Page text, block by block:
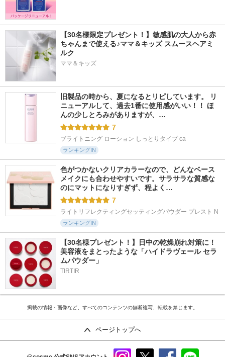
【30名様限定プレゼント！】敏感肌の大人から赤
ちゃんまで使える♪ママ＆キッズ スムースヘアミ
ルク
ママ＆キッズ
旧製品の時から、夏になるとリピしています。 リ
ニューアルして、過去1番に使用感がいい！！ ほ
んの少しとろみがありますが、…
7
ブライトニング ローション しっとりタイプ ca
ランキングIN
色がつかないクリアカラーなので、どんなベース
メイクにも合わせやすいです。サラサラな質感な
のにマットになりすぎず、程よく…
7
ライトリフレクティングセッティングパウダー プレスト N
ランキングIN
【30名様プレゼント！】日中の乾燥崩れ対策に！
美容液をまとったような「ハイドラヴェール セラ
ムパウダー」
TIRTIR
掲載の情報・画像など、すべてのコンテンツの無断複写、転載を禁じます。
ページトップへ